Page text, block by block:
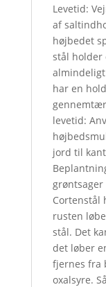
Levetid:
af
højbedet
stål holder
har en
levetid:
jord til
Cortenstål
rusten
stål. Det
det løber
fjernes fra
oxalsyre.